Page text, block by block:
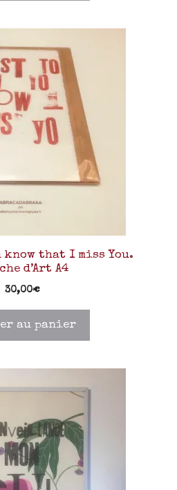
that I miss You.
d’Art A4
30,00€
au panier